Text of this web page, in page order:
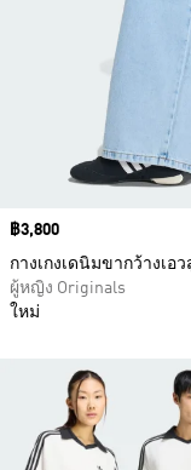
Price
฿3,800
กางเกงเดนิมขากว้างเอ
ผู้หญิง Originals
ใหม่